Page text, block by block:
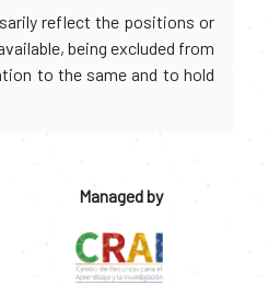
reflect the positions or
being excluded from
to the same and to hold
Managed by